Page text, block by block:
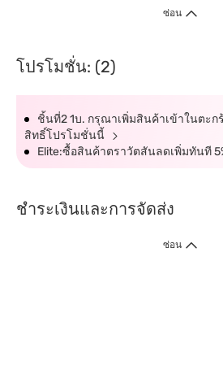
ซ่อน
โปรโมชั่น: (2)
ชิ้นที่2 1บ. กรุณาเพิ่มสินค้าเข้าในตะก
สิทธิ์โปรโมชั่นนี้
Elite:ซื้อสินค้าตราวัตสันลดเพิ่มทันที
ชำระเงินและการจัดส่ง
ซ่อน